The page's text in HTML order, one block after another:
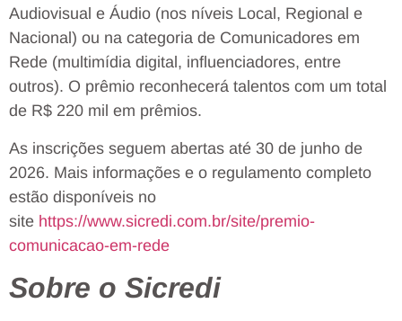
Audiovisual e Áudio (nos níveis Local, Regional e
Nacional) ou na categoria de Comunicadores em
Rede (multimídia digital, influenciadores, entre
outros). O prêmio reconhecerá talentos com um total
de R$ 220 mil em prêmios.
As inscrições seguem abertas até 30 de junho de
2026. Mais informações e o regulamento completo
estão disponíveis no
site https://www.sicredi.com.br/site/premio-
comunicacao-em-rede
Sobre o Sicredi